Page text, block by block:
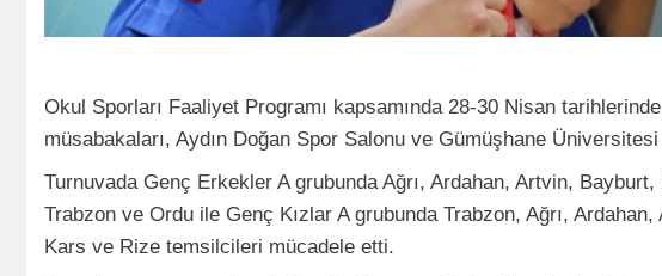
Okul Sporları Faaliyet Programı kapsamında 28-30 Nisan
müsabakaları, Aydın Doğan Spor Salonu ve Gümüşhane
Turnuvada Genç Erkekler A grubunda Ağrı, Ardahan, Artvin,
Trabzon ve Ordu ile Genç Kızlar A grubunda Trabzon, Ağrı,
Kars ve Rize temsilcileri mücadele etti.